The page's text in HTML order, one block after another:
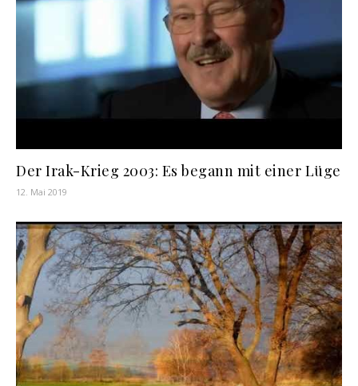
Der Irak-Krieg 2003: Es begann mit einer Lüge
12. Mai 2019